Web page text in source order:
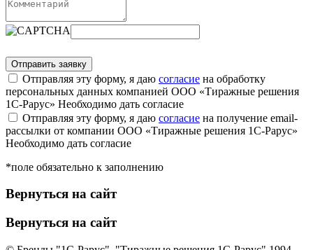
Отправляя эту форму, я даю согласие на обработку
персональных данных компанией ООО «Тиражные решения
1С-Рарус» Необходимо дать согласие
Отправляя эту форму, я даю согласие на получение email-
рассылки от компании ООО «Тиражные решения 1С-Рарус»
Необходимо дать согласие
*поле обязательно к заполнению
Вернуться на сайт
Вернуться на сайт